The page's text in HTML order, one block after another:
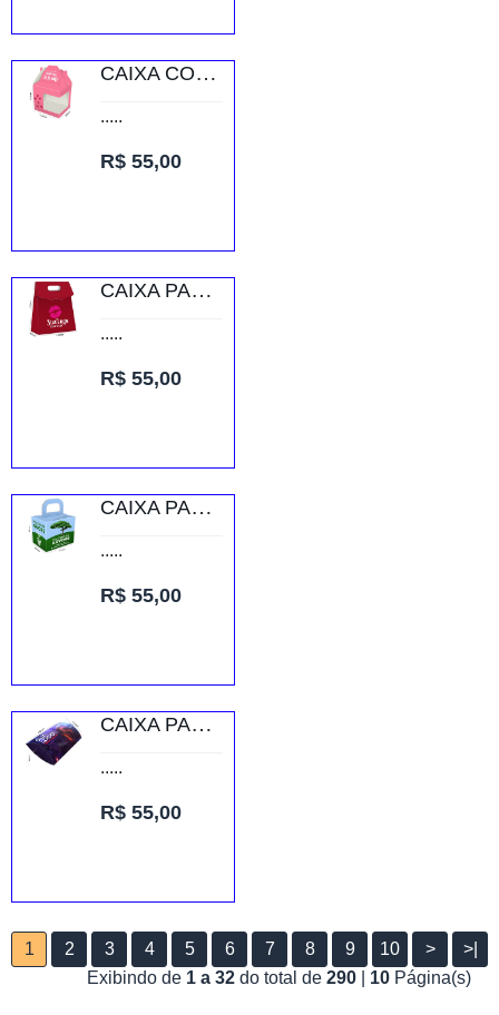
CAIXA COM JANELA PARA CANECA SUPREMO 250G VERNIZ UV TOTAL FRENTE
.....
R$ 55,00
CAIXA PARA LOJISTAS SUPREMO 250G VERNIZ UV TOTAL FRENTE
.....
R$ 55,00
CAIXA PARA PRESENTES SUPREMO 250G VERNIZ UV TOTAL FRENTE
.....
R$ 55,00
CAIXA PARA ROUPAS SUPREMO 250G VERNIZ UV TOTAL FRENTE
.....
R$ 55,00
1 2 3 4 5 6 7 8 9 10 >
>|
Exibindo de 1 a 32 do total de 290 10 Página(s)